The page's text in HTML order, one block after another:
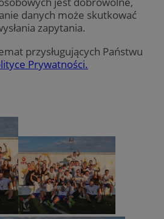
danych może skutkować
zapytania.
przysługujących Państwu
Prywatności.